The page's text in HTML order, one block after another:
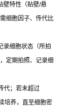
壁特性（贴壁/悬
细胞因子、传代比
录细胞状态（所拍
定期拍照、记录细
代；若未超过
培养，直至细胞密